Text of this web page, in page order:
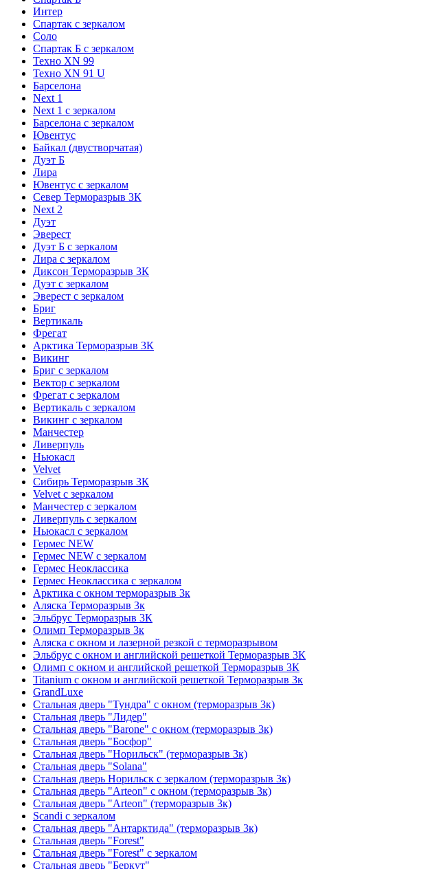
Интер
Спартак с зеркалом
Соло
Спартак Б с зеркалом
Техно XN 99
Техно XN 91 U
Барселона
Next 1
Next 1 с зеркалом
Барселона с зеркалом
Ювентус
Байкал (двустворчатая)
Дуэт Б
Лира
Ювентус с зеркалом
Север Терморазрыв 3К
Next 2
Дуэт
Эверест
Дуэт Б с зеркалом
Лира с зеркалом
Диксон Терморазрыв 3К
Дуэт с зеркалом
Эверест с зеркалом
Бриг
Вертикаль
Фрегат
Арктика Терморазрыв 3К
Викинг
Бриг с зеркалом
Вектор с зеркалом
Фрегат с зеркалом
Вертикаль с зеркалом
Викинг с зеркалом
Манчестер
Ливерпуль
Ньюкасл
Velvet
Сибирь Терморазрыв 3К
Velvet с зеркалом
Манчестер с зеркалом
Ливерпуль с зеркалом
Ньюкасл с зеркалом
Гермес NEW
Гермес NEW с зеркалом
Гермес Неоклассика
Гермес Неоклассика с зеркалом
Арктика с окном терморазрыв 3к
Аляска Терморазрыв 3к
Эльбрус Терморазрыв 3К
Олимп Терморазрыв 3к
Аляска с окном и лазерной резкой с терморазрывом
Эльбрус с окном и английской решеткой Терморазрыв 3К
Олимп с окном и английской решеткой Терморазрыв 3К
Titanium с окном и английской решеткой Терморазрыв 3к
GrandLuxe
Стальная дверь "Тундра" с окном (терморазрыв 3к)
Стальная дверь "Лидер"
Стальная дверь "Barone" с окном (терморазрыв 3к)
Стальная дверь "Босфор"
Стальная дверь "Норильск" (терморазрыв 3к)
Стальная дверь "Solana"
Стальная дверь Норильск с зеркалом (терморазрыв 3к)
Стальная дверь "Arteon" с окном (терморазрыв 3к)
Стальная дверь "Arteon" (терморазрыв 3к)
Scandi с зеркалом
Стальная дверь "Антарктида" (терморазрыв 3к)
Стальная дверь "Forest"
Стальная дверь "Forest" с зеркалом
Стальная дверь "Беркут"